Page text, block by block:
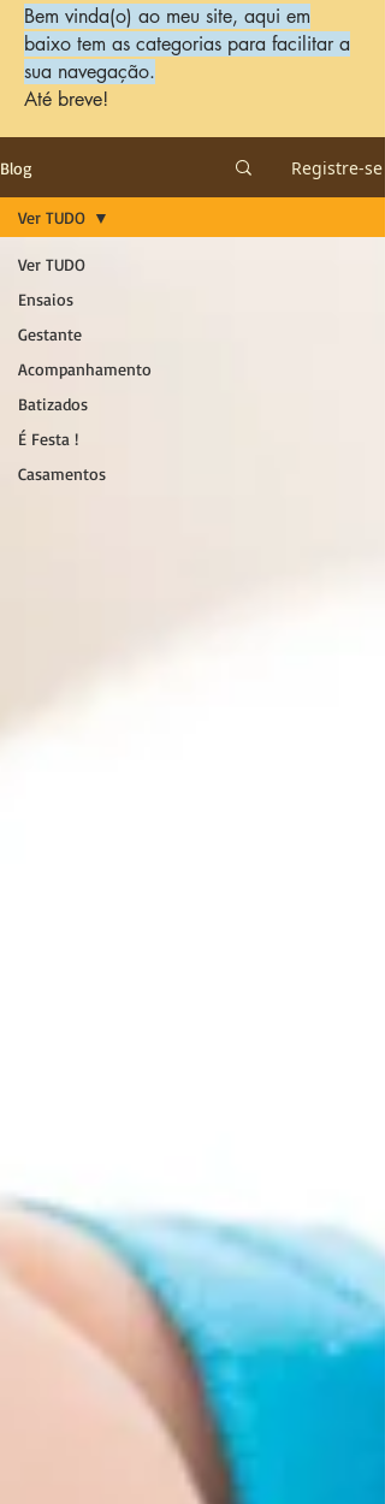
Bem vinda(o) ao meu site, aqui em
baixo tem as categorias para facilitar a
sua navegação.
Até breve!
Blog Registre-se
Ver TUDO
Ensaios
Gestante
Acompanhamento
Batizados
É Festa !
Casamentos
Ver TUDO